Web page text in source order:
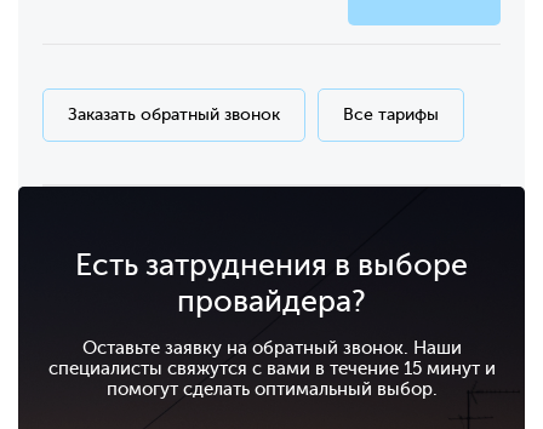
Заказать обратный звонок Все тарифы
Есть затруднения в выборе
провайдера?
Оставьте заявку на обратный звонок. Наши
специалисты свяжутся с вами в течение 15 минут и
помогут сделать оптимальный выбор.